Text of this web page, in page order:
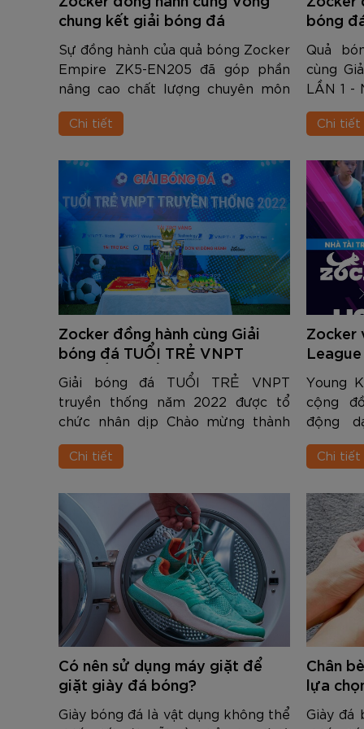
Giày trẻ em
Zocker Space
Zocker 1902
779.000 VNĐ
Giày Pickleball
Bóng Pickleball
Khung lưới Pickleball
Quần áo Pickleball
BST Pickleball Zocker Junior
Đen
2.890.000
Carbon Xanh
1.690.000
ZK5-AS205
1.690.000
569.000 VNĐ
chung kết giải bóng đá
VSPORTS U18 toàn quốc lần 1 -
2022
Sự đồng hành của quả bóng Zocker
Empire ZK5-EN205 đã góp phần
nâng cao chất lượng chuyên môn
của vòng chung kết giải bóng đá
VSPORTS U18 toàn quốc lần 1 -
Chi tiết
bóng
- NĂM
Quả
cùng
LẦN 1 -
sử
Empire
Chi tiết
Zocker đồng hành cùng Giải
bóng đá TUỔI TRẺ VNPT
TRUYỀN THỐNG 2022
Giải bóng đá TUỔI TRẺ VNPT
truyền thống năm 2022 được tổ
chức nhân dịp Chào mừng thành
Hồ Chí Minh khối doanh nghiệp
2022 - 2027 và ngày ...
Chi tiết
Zocker
Young
cộng
động
chơi
được
Chi tiết
Có nên sử dụng máy giặt để
giặt giày đá bóng?
Giày bóng đá là vật dụng không thể
Chân
lựa
Giày đá